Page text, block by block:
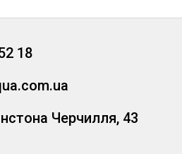
18
Черчилля, 43